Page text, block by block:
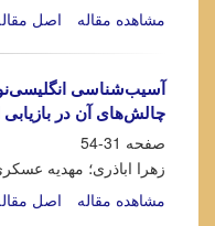
مشاهده مقاله
اصل
آسیب‌شناسی
چالش‌های آن در بازیابی
صفحه 31-54
زهرا اباذری؛ مهدیه
مشاهده مقاله
اصل